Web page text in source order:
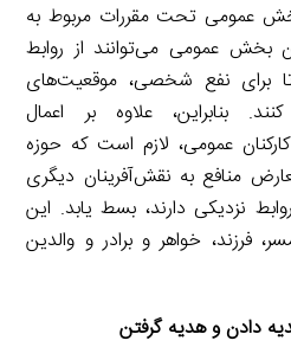
عمومی تحت مقررات مربوط به
بخش عمومی می‌توانند از روابط
برای نفع شخصی، موقعیت‌های
بنابراین، علاوه بر اعمال
عمومی، لازم است که حوزه
منافع به نقش‌آفرینان دیگری
نزدیکی دارند، بسط یابد. این
فرزند، خواهر و برادر و والدین
دادن و هدیه گرفتن